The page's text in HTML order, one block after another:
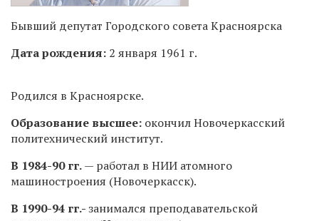
Бывший депутат Городского совета Красноярска
Дата рождения: 2 января 1961 г.
Родился в Красноярске.
Образование высшее: окончил Новочеркасский
политехнический институт.
В 1984-90 гг.— работал в НИИ атомного
машиностроения (Новочеркасск).
В 1990-94 гг.-занимался преподавательской